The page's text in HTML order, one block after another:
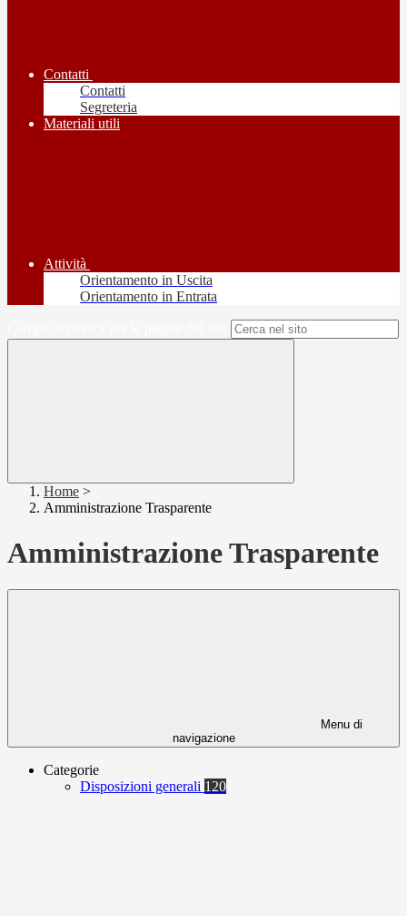
Contatti
Contatti
Segreteria
Materiali utili
Attività
Orientamento in Uscita
Orientamento in Entrata
Home >
Amministrazione Trasparente
Amministrazione Trasparente
Menu di
navigazione
Categorie
Disposizioni generali 120